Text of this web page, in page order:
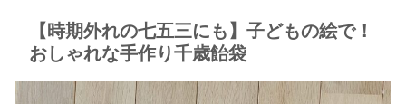
【時期外れの七五三にも】子どもの絵で！
おしゃれな手作り千歳飴袋